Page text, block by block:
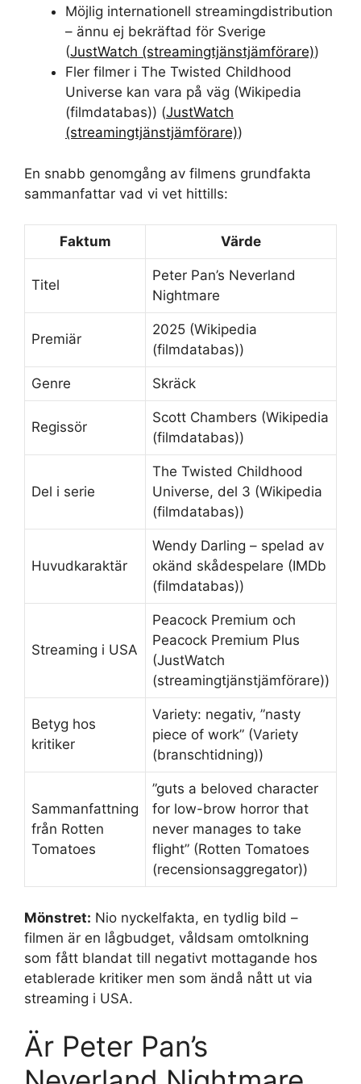
Möjlig internationell streamingdistribution
– ännu ej bekräftad för Sverige
(JustWatch (streamingtjänstjämförare))
Fler filmer i The Twisted Childhood
Universe kan vara på väg (Wikipedia
(filmdatabas)) (JustWatch
(streamingtjänstjämförare))
En snabb genomgång av filmens grundfakta
sammanfattar vad vi vet hittills:
Faktum Värde
Titel
Peter Pan’s Neverland
Nightmare
Premiär
2025 (Wikipedia
(filmdatabas))
Genre Skräck
Regissör
Scott Chambers (Wikipedia
(filmdatabas))
Del i serie
The Twisted Childhood
Universe, del 3 (Wikipedia
(filmdatabas))
Huvudkaraktär
Wendy Darling – spelad av
okänd skådespelare (IMDb
(filmdatabas))
Streaming i USA
Peacock Premium och
Peacock Premium Plus
(JustWatch
(streamingtjänstjämförare))
Betyg hos
kritiker
Variety: negativ, ”nasty
piece of work” (Variety
(branschtidning))
Sammanfattning
från Rotten
Tomatoes
”guts a beloved character
for low-brow horror that
never manages to take
flight” (Rotten Tomatoes
(recensionsaggregator))
Mönstret: Nio nyckelfakta, en tydlig bild –
filmen är en lågbudget, våldsam omtolkning
som fått blandat till negativt mottagande hos
etablerade kritiker men som ändå nått ut via
streaming i USA.
Är Peter Pan’s